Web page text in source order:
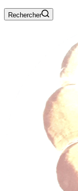
Rechercher